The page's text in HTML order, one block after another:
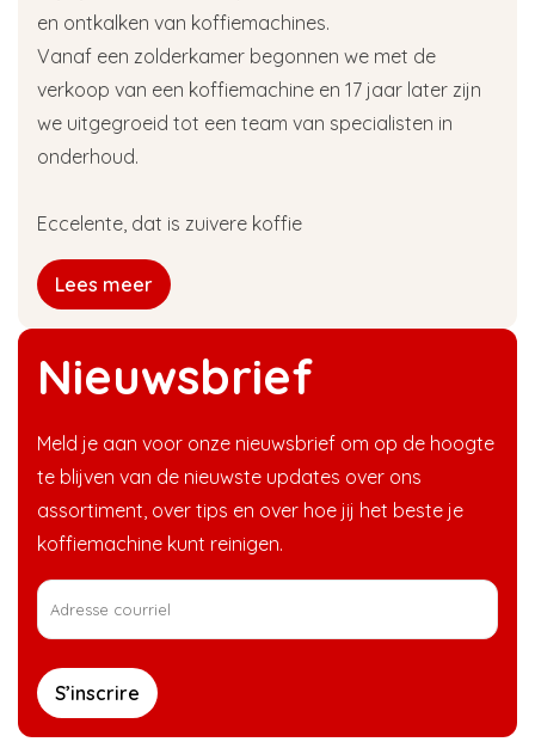
Nieuwsbrief
Meld je aan voor onze nieuwsbrief om op de hoogte
te blijven van de nieuwste updates over ons
assortiment, over tips en over hoe jij het beste je
koffiemachine kunt reinigen.
S’inscrire
en ontkalken van koffiemachines.
Vanaf een zolderkamer begonnen we met de
verkoop van een koffiemachine en 17 jaar later zijn
we uitgegroeid tot een team van specialisten in
onderhoud.
Eccelente, dat is zuivere koffie
Lees meer